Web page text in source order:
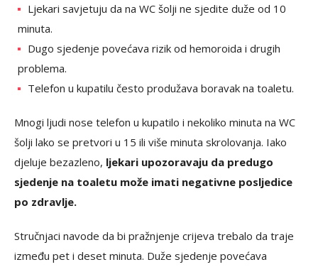
Ljekari savjetuju da na WC šolji ne sjedite duže od 10
minuta.
Dugo sjedenje povećava rizik od hemoroida i drugih
problema.
Telefon u kupatilu često produžava boravak na toaletu.
Mnogi ljudi nose telefon u kupatilo i nekoliko minuta na WC
šolji lako se pretvori u 15 ili više minuta skrolovanja. Iako
djeluje bezazleno, ljekari upozoravaju da predugo
sjedenje na toaletu može imati negativne posljedice
po zdravlje.
Stručnjaci navode da bi pražnjenje crijeva trebalo da traje
između pet i deset minuta. Duže sjedenje povećava